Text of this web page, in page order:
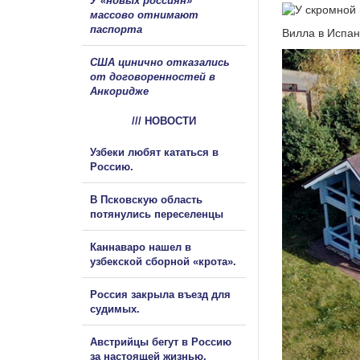
Вилла в
массово отнимают
паспорта
США цинично отказались
от договоренностей в
Анкоридже
/// НОВОСТИ
Узбеки любят кататься в
Россию.
В Псковскую область
потянулись переселенцы
Каннаваро нашел в
узбекской сборной «крота».
Россия закрыла въезд для
судимых.
Австрийцы бегут в Россию
за настоящей жизнью.